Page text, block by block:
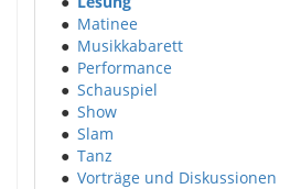
● Matinee
● Musikkabarett
● Performance
● Schauspiel
● Show
● Slam
● Tanz
● Vorträge und Diskussionen